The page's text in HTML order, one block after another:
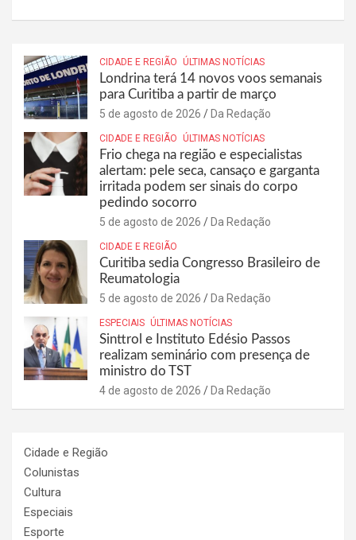
CIDADE E REGIÃO ÚLTIMAS NOTÍCIAS
Londrina terá 14 novos voos semanais
para Curitiba a partir de março
5 de agosto de 2026 Da Redação
CIDADE E REGIÃO ÚLTIMAS NOTÍCIAS
Frio chega na região e especialistas
alertam: pele seca, cansaço e garganta
irritada podem ser sinais do corpo
pedindo socorro
5 de agosto de 2026 Da Redação
CIDADE E REGIÃO
Curitiba sedia Congresso Brasileiro de
Reumatologia
5 de agosto de 2026 Da Redação
ESPECIAIS ÚLTIMAS NOTÍCIAS
Sinttrol e Instituto Edésio Passos
realizam seminário com presença de
ministro do TST
4 de agosto de 2026 Da Redação
Cidade e Região
Colunistas
Cultura
Especiais
Esporte